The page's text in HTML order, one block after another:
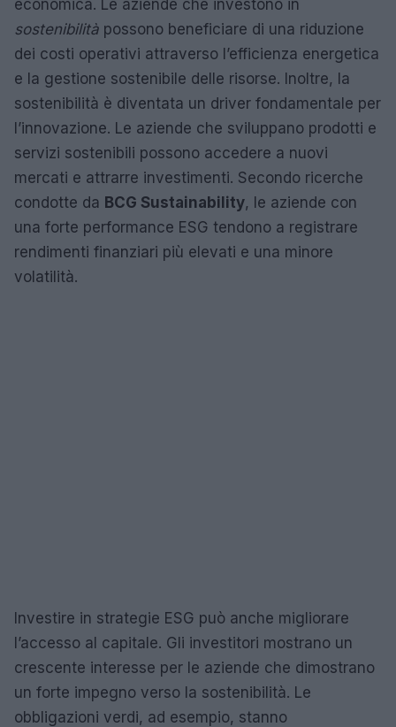
economica. Le aziende che investono in
sostenibilità possono beneficiare di una riduzione
dei costi operativi attraverso l’efficienza energetica
e la gestione sostenibile delle risorse. Inoltre, la
sostenibilità è diventata un driver fondamentale per
l’innovazione. Le aziende che sviluppano prodotti e
servizi sostenibili possono accedere a nuovi
mercati e attrarre investimenti. Secondo ricerche
condotte da BCG Sustainability, le aziende con
una forte performance ESG tendono a registrare
rendimenti finanziari più elevati e una minore
volatilità.
Investire in strategie ESG può anche migliorare
l’accesso al capitale. Gli investitori mostrano un
crescente interesse per le aziende che dimostrano
un forte impegno verso la sostenibilità. Le
obbligazioni verdi, ad esempio, stanno